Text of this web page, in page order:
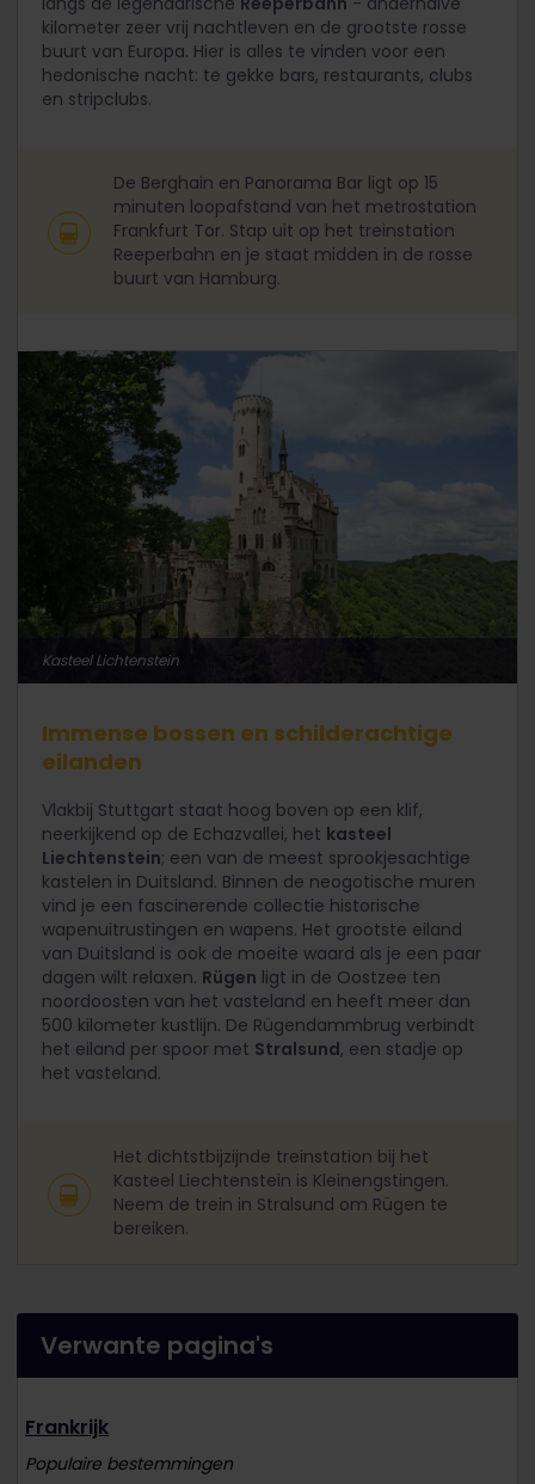
kilometer zeer vrij nachtleven en de grootste rosse
buurt van Europa. Hier is alles te vinden voor een
hedonische nacht: te gekke bars, restaurants, clubs
en stripclubs.
De Berghain en Panorama Bar ligt op 15
minuten loopafstand van het metrostation
Frankfurt Tor. Stap uit op het treinstation
Reeperbahn en je staat midden in de rosse
buurt van Hamburg.
Kasteel Lichtenstein
Immense bossen en schilderachtige
eilanden
Vlakbij Stuttgart staat hoog boven op een klif,
neerkijkend op de Echazvallei, het kasteel
Liechtenstein; een van de meest sprookjesachtige
kastelen in Duitsland. Binnen de neogotische muren
vind je een fascinerende collectie historische
wapenuitrustingen en wapens. Het grootste eiland
van Duitsland is ook de moeite waard als je een paar
dagen wilt relaxen. Rügen ligt in de Oostzee ten
noordoosten van het vasteland en heeft meer dan
500 kilometer kustlijn. De Rügendammbrug verbindt
het eiland per spoor met Stralsund, een stadje op
het vasteland.
Het dichtstbijzijnde treinstation bij het
Kasteel Liechtenstein is Kleinengstingen.
Neem de trein in Stralsund om Rügen te
bereiken.
Verwante pagina's
Frankrijk
Populaire bestemmingen